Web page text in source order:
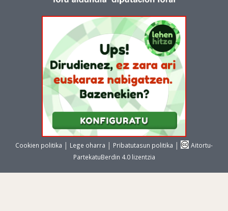
Cookien politika | Lege oharra | Pribatutasun politika |
Aitortu-
PartekatuBerdin 4.0 lizentzia